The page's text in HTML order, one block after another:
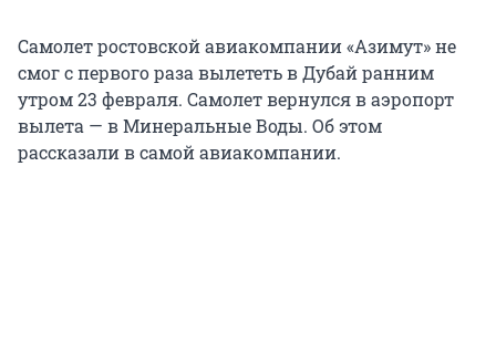
Самолет ростовской авиакомпании «Азимут» не
смог с первого раза вылететь в Дубай ранним
утром 23 февраля. Самолет вернулся в аэропорт
вылета — в Минеральные Воды. Об этом
рассказали в самой авиакомпании.